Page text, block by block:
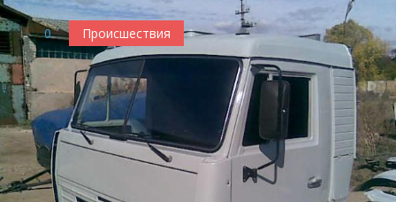
0 Происшествия